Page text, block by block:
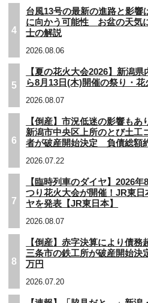
4
台風13号の最新の進路と影響
に向かう可能性 お盆の天気
士の解説
2026.08.06
5
【夏の花火大会2026】新潟
ら8月13日(木)開催の祭り・花
2026.08.07
6
【倒産】市況低迷の影響も
新潟市中央区上所のとび土工
者が破産開始決定 負債総額
2026.07.22
7
【臨時列車のダイヤ】2026年
つり花火大会が開催！JR東日
ヤを発表【JR東日本】
2026.08.07
8
【倒産】赤字決算により債
三条市の鉄工所が破産開始
万円
2026.07.20